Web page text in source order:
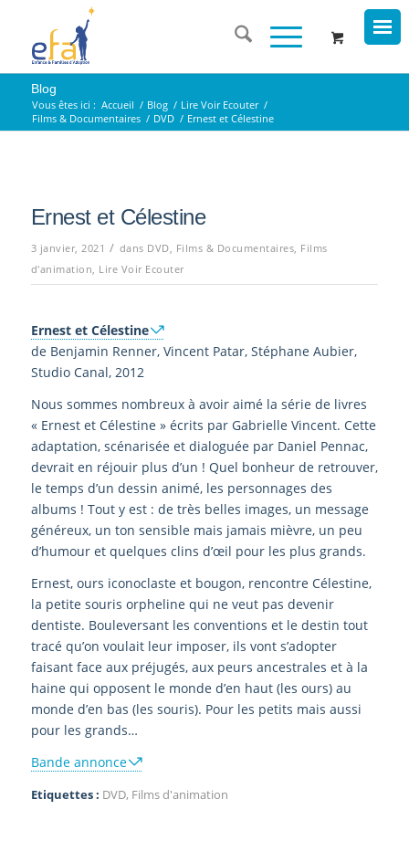
Blog
Vous êtes ici : Accueil / Blog / Lire Voir Ecouter /
Films & Documentaires / DVD / Ernest et Célestine
Ernest et Célestine
3 janvier, 2021 / dans DVD, Films & Documentaires, Films
d'animation, Lire Voir Ecouter
Ernest et Célestine
de Benjamin Renner, Vincent Patar, Stéphane Aubier,
Studio Canal, 2012
Nous sommes nombreux à avoir aimé la série de livres
« Ernest et Célestine » écrits par Gabrielle Vincent. Cette
adaptation, scénarisée et dialoguée par Daniel Pennac,
devrait en réjouir plus d’un ! Quel bonheur de retrouver,
le temps d’un dessin animé, les personnages des
albums ! Tout y est : de très belles images, un message
généreux, un ton sensible mais jamais mièvre, un peu
d’humour et quelques clins d’œil pour les plus grands.
Ernest, ours iconoclaste et bougon, rencontre Célestine,
la petite souris orpheline qui ne veut pas devenir
dentiste. Bouleversant les conventions et le destin tout
tracé qu’on voulait leur imposer, ils vont s’adopter
faisant face aux préjugés, aux peurs ancestrales et à la
haine qui opposent le monde d’en haut (les ours) au
monde d’en bas (les souris). Pour les petits mais aussi
pour les grands…
Bande annonce
Etiquettes : DVD, Films d'animation